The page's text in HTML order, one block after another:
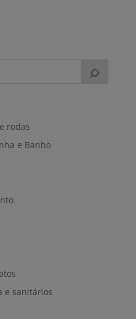
rodas
e Banho
e sanitários